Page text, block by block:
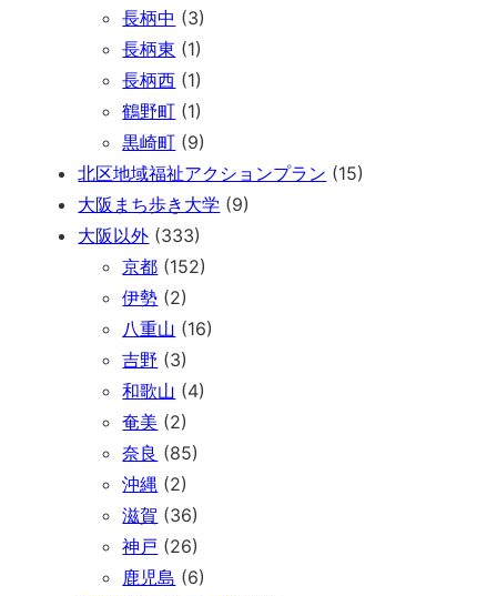
長柄中 (3)
長柄東 (1)
長柄西 (1)
鶴野町 (1)
黒崎町 (9)
北区地域福祉アクションプラン (15)
大阪まち歩き大学 (9)
大阪以外 (333)
京都 (152)
伊勢 (2)
八重山 (16)
吉野 (3)
和歌山 (4)
奄美 (2)
奈良 (85)
沖縄 (2)
滋賀 (36)
神戸 (26)
鹿児島 (6)